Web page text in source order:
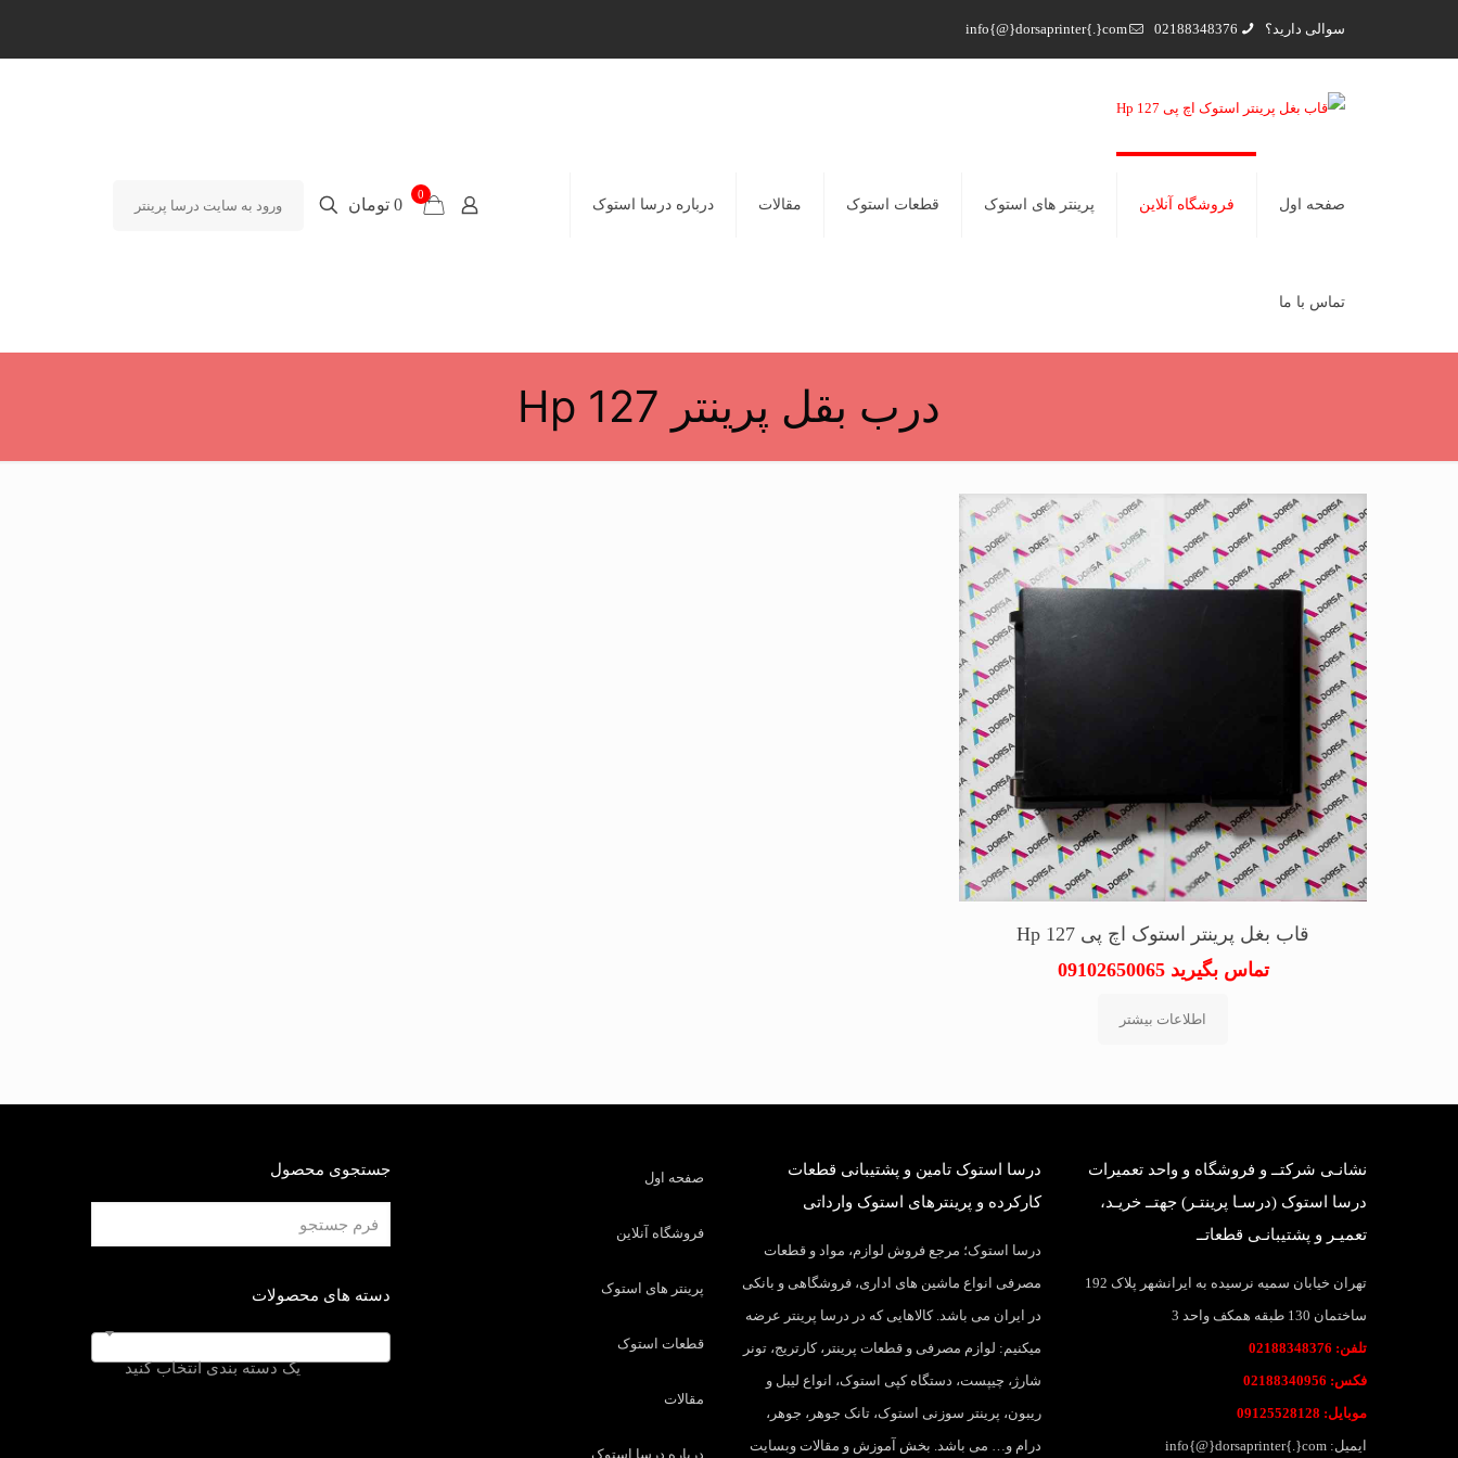
سوالی دارید؟ 02188348376
info{@}dorsaprinter{.}com
صفحه اول فروشگاه آنلاین پرینتر های استوک قطعات استوک مقالات درباره درسا استوک
تماس با ما
0
0 تومان ورود به سایت درسا پرینتر
درب بقل پرینتر Hp 127
قاب بغل پرینتر استوک اچ پی Hp 127
تماس بگیرید 09102650065
اطلاعات بیشتر
نشانـی شرکتــ و فروشگاه و واحد تعمیرات
درسا استوک (درسـا پرینتـر) جهتــ خریـد،
تعمیـر و پشتیبانـی قطعاتــ
تهران خیابان سمیه نرسیده به ایرانشهر پلاک 192
ساختمان 130 طبقه همکف واحد 3
تلفن: 02188348376
فکس: 02188340956
موبایل: 09125528128
ایمیل: info{@}dorsaprinter{.}com
درسا استوک تامین و پشتیبانی قطعات
کارکرده و پرینترهای استوک وارداتی
درسا استوک؛ مرجع فروش لوازم، مواد و قطعات
مصرفی انواع ماشین های اداری، فروشگاهی و بانکی
در ایران می باشد. کالاهایی که در درسا پرینتر عرضه
میکنیم: لوازم مصرفی و قطعات پرینتر، کارتریج، تونر
شارژ، چیپست، دستگاه کپی استوک، انواع لیبل و
ریبون، پرینتر سوزنی استوک، تانک جوهر، جوهر،
درام و… می باشد. بخش آموزش و مقالات وبسایت
صفحه اول
فروشگاه آنلاین
پرینتر های استوک
قطعات استوک
مقالات
درباره درسا استوک
جستجوی محصول
دسته های محصولات
یک دسته بندی انتخاب کنید